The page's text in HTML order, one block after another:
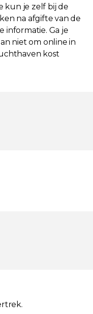
kun je zelf bij de
na afgifte van de
informatie. Ga je
niet om online in
kost